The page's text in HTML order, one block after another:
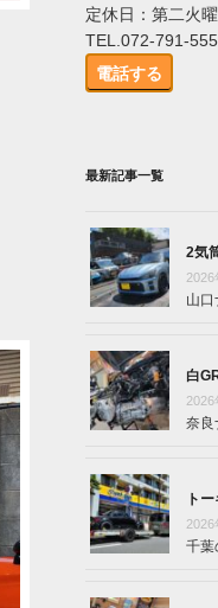
定休日：第二火
TEL.072-791-
電話する
最新記事一覧
2気
2026
山
白
2026
奈
ト
2026
千